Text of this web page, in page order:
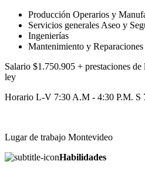
Producción Operarios y
Servicios generales Aseo y
Ingenierías
Mantenimiento y Reparaciones
Salario $1.750.905 + prestaciones
ley
Horario L-V 7:30 A.M - 4:30 P.M. S
Lugar de trabajo Montevideo
Habilidades